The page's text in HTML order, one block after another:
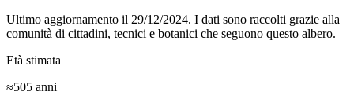
Ultimo aggiornamento il 29/12/2024. I dati sono raccolti grazie alla
comunità di cittadini, tecnici e botanici che seguono questo albero.
Età stimata
≈505 anni